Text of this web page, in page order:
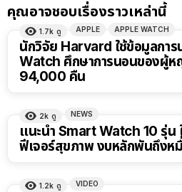
คุณอาจชอบเรื่องราวเหล่านี้
1.7k ดู APPLE APPLE WATCH
นักวิจัย Harvard ใช้ข้อมูลกา
Watch ศึกษาการนอนของผู้ห
94,000 คืน
2k ดู NEWS
แนะนำ Smart Watch 10 รุ่น
ฟีเจอร์สุขภาพ งบหลักพันถึงห
1.2k ดู VIDEO